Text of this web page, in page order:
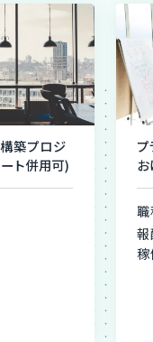
築プロジ
ト併用可)
職
報